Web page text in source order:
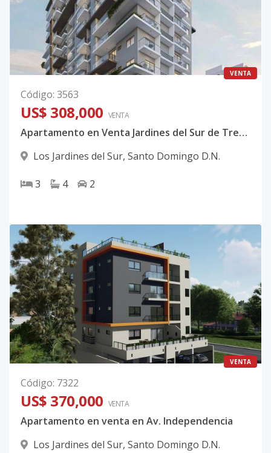
VENTA
Código: 3563
US$ 308,000 VENTA
Apartamento en Venta Jardines del Sur de Tres Habitaciones
Los Jardines del Sur, Santo Domingo D.N.
3 4 2
VENTA
Código: 7322
US$ 370,000 VENTA
Apartamento en venta en Av. Independencia
Los Jardines del Sur, Santo Domingo D.N.